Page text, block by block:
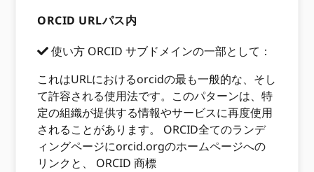
ORCID URLパス内
使い方 ORCID サブドメインの一部として：
これはURLにおけるorcidの最も一般的な、そし
て許容される使用法です。このパターンは、特
定の組織が提供する情報やサービスに再度使用
されることがあります。 ORCID全てのランデ
ィングページにorcid.orgのホームページへの
リンクと、 ORCID 商標